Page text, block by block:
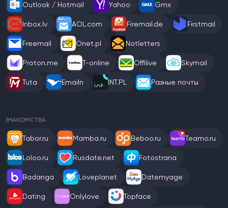
Outlook / Hotmail Yahoo Gmx
Inbox.lv AOL.com Firemail.de Firstmail
Freemail Onet.pl Notletters
Proton.me T-online Offilive Skymail
Tuta Emailn INT.PL Разные почты
ЗНАКОМСТВА
Tabor.ru Mamba.ru Beboo.ru Teamo.ru
Loloo.ru Rusdate.net Fotostrana
Badanga Loveplanet Datemyage
Dating Onlylove Topface